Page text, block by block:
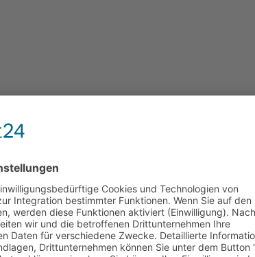
YouTube Video-Service zu laden!
Wir verwenden YouTube Video, um Inhalte einzubetten.
Dieser Service kann Daten zu Ihren Aktivitäten sammeln.
Bitte lesen Sie die Details durch und stimmen Sie der
Nutzung des Service zu, um diese Inhalte anzuzeigen.